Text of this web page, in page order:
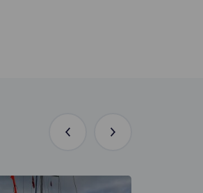
Poprzednia
Następna